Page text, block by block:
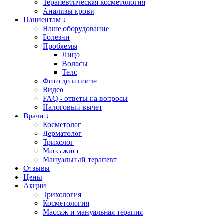
Терапевтическая косметология
Анализы крови
Пациентам ↓
Наше оборудование
Болезни
Проблемы
Лицо
Волосы
Тело
Фото до и после
Видео
FAQ - ответы на вопросы
Налоговый вычет
Врачи ↓
Косметолог
Дерматолог
Трихолог
Массажист
Мануальный терапевт
Отзывы
Цены
Акции
Трихология
Косметология
Массаж и мануальная терапия